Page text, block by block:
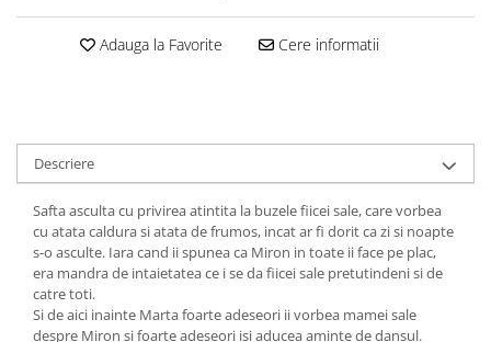
Adauga la Favorite Cere informatii
Descriere
Safta asculta cu privirea atintita la buzele fiicei sale, care vorbea
cu atata caldura si atata de frumos, incat ar fi dorit ca zi si noapte
s-o asculte. Iara cand ii spunea ca Miron in toate ii face pe plac,
era mandra de intaietatea ce i se da fiicei sale pretutindeni si de
catre toti.
Si de aici inainte Marta foarte adeseori ii vorbea mamei sale
despre Miron si foarte adeseori isi aducea aminte de dansul.